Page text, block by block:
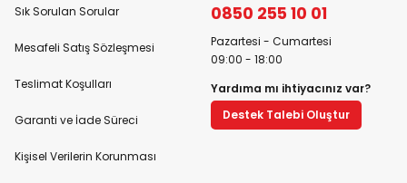
Sık Sorulan Sorular
Mesafeli Satış Sözleşmesi
Teslimat Koşulları
Garanti ve İade Süreci
Kişisel Verilerin Korunması
0850 255 10 01
Pazartesi - Cumartesi
09:00 - 18:00
Yardıma mı ihtiyacınız var?
Destek Talebi Oluştur